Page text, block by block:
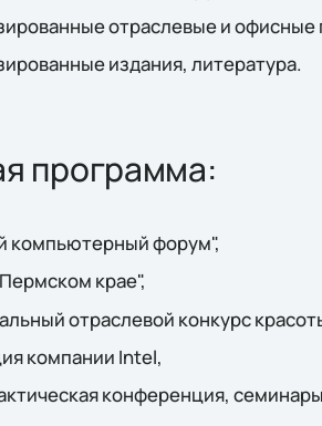
отраслевые и
издания, литература.
программа:
компьютерный форум",
крае",
отраслевой конкурс
компании Intel,
конференция,